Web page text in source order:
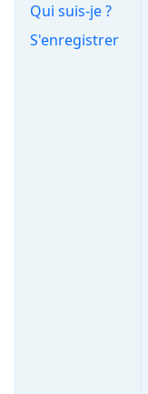
Qui suis-je ?
S'enregistrer